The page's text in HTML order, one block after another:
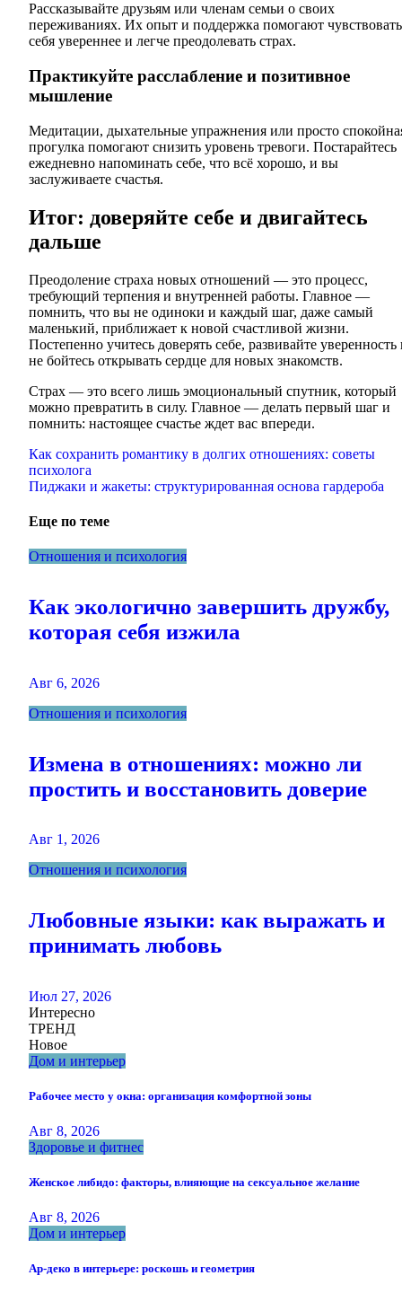
Рассказывайте друзьям или членам семьи о своих
переживаниях. Их опыт и поддержка помогают чувствовать
себя увереннее и легче преодолевать страх.
Практикуйте расслабление и позитивное
мышление
Медитации, дыхательные упражнения или просто
прогулка помогают снизить уровень тревоги. Постарайтесь
ежедневно напоминать себе, что всё хорошо, и вы
заслуживаете счастья.
Итог: доверяйте себе и двигайтесь
дальше
Преодоление страха новых отношений — это процесс,
требующий терпения и внутренней работы. Главное —
помнить, что вы не одиноки и каждый шаг, даже самый
маленький, приближает к новой счастливой жизни.
Постепенно учитесь доверять себе, развивайте уверенность
не бойтесь открывать сердце для новых знакомств.
Страх — это всего лишь эмоциональный спутник, который
можно превратить в силу. Главное — делать первый шаг и
помнить: настоящее счастье ждет вас впереди.
Навигация
по
Как сохранить романтику в долгих отношениях: советы
психолога
Пиджаки и жакеты: структурированная основа гардероба
Еще по теме
Отношения и психология
Как экологично завершить дружбу,
которая себя изжила
Авг 6, 2026
Отношения и психология
Измена в отношениях: можно ли
простить и восстановить доверие
Авг 1, 2026
Отношения и психология
Любовные языки: как выражать и
принимать любовь
Июл 27, 2026
Интересно
ТРЕНД
Новое
Дом и интерьер
Рабочее место у окна: организация комфортной зоны
Авг 8, 2026
Здоровье и фитнес
Женское либидо: факторы, влияющие на сексуальное желание
Авг 8, 2026
Дом и интерьер
Ар-деко в интерьере: роскошь и геометрия